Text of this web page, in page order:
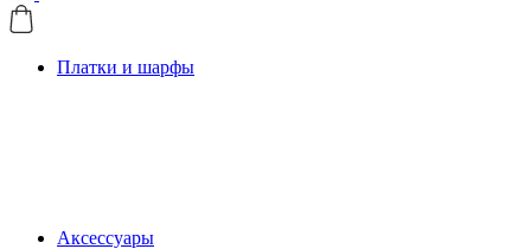
Платки и шарфы
Аксессуары